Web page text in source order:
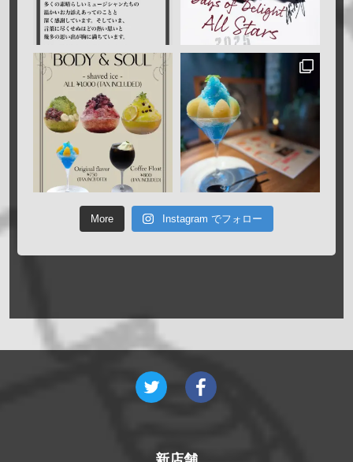
More Instagram でフォロー